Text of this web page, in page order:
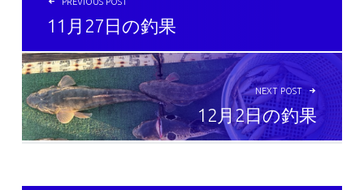
11月27日の釣果
NEXT POST
12月2日の釣果
SIDEBAR